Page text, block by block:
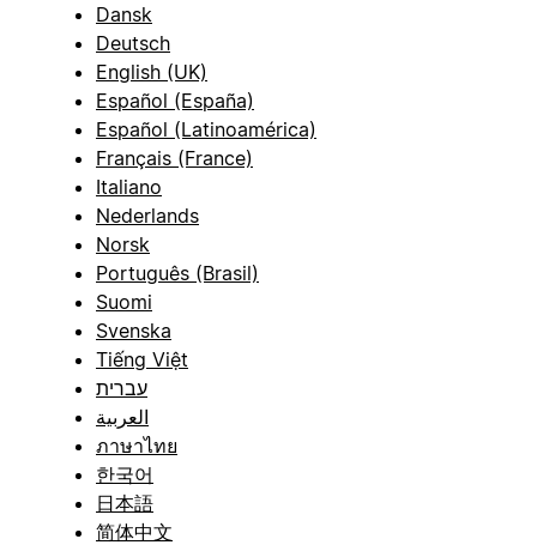
Dansk
Deutsch
English (UK)
Español (España)
Español (Latinoamérica)
Français (France)
Italiano
Nederlands
Norsk
Português (Brasil)
Suomi
Svenska
Tiếng Việt
עברית
العربية
ภาษาไทย
한국어
日本語
简体中文